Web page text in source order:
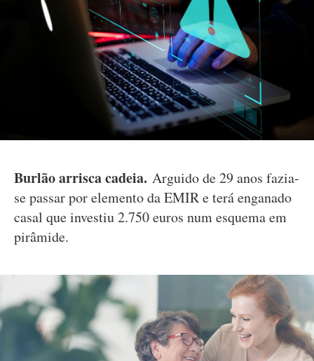
Burlão arrisca cadeia. Arguido de 29 anos fazia-
se passar por elemento da EMIR e terá enganado
casal que investiu 2.750 euros num esquema em
pirâmide.